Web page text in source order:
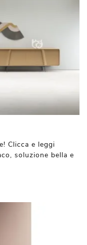
Clicca e leggi
soluzione bella e